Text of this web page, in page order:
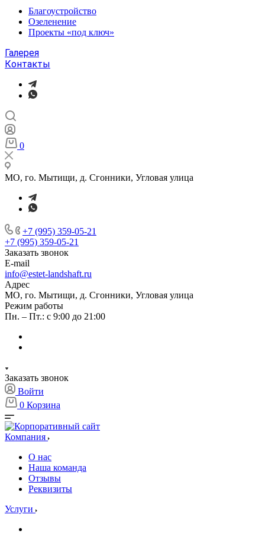
Благоустройство
Озеленение
Проекты «под ключ»
Галерея
Контакты
0
МО, го. Мытищи, д. Сгонники, Угловая улица
+7 (995) 359-05-21
+7 (995) 359-05-21
Заказать звонок
E-mail
info@estet-landshaft.ru
Адрес
МО, го. Мытищи, д. Сгонники, Угловая улица
Режим работы
Пн. – Пт.: с 9:00 до 21:00
Заказать звонок
Войти
0 Корзина
Компания
О нас
Наша команда
Отзывы
Реквизиты
Услуги